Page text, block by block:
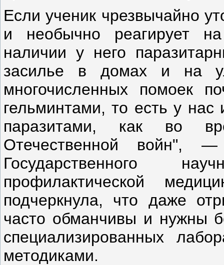
Если ученик чрезвычайно
и необычно реагирует
наличии у него
засилье в домах и на
многочисленных помоек
гельминтами, то есть у
паразитами, как во
Отечественной войн",
Государственного
профилактической
подчеркнула, что даже
часто обманчивы и нужны
специализированных
методиками.